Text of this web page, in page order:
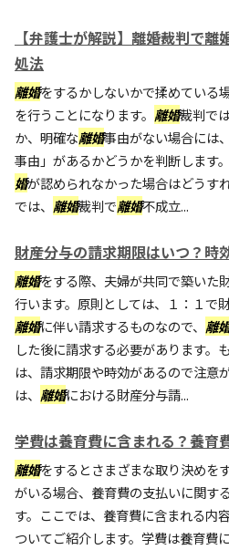
【弁護士が解説】離婚裁判で
処法
離婚をするかしないかで揉めている場
を行うことになります。 離婚裁判では
か、明確な離婚事由がない場合には
事由」があるかどうかを判断します。
婚が認められなかった場合はどうす
では、 離婚裁判で離婚不成立...
財産分与の請求期限はいつ？時
離婚をする際、夫婦が共同で築いた
行います。原則としては、１：１で
離婚に伴い請求するものなので、 離
した後に請求する必要があります。
は、請求期限や時効があるので注意
は、 離婚における財産分与請...
学費は養育費に含まれる？養育
離婚をするとさまざまな取り決めを
がいる場合、養育費の支払いに関す
す。ここでは、養育費に含まれる内
ついてご紹介します。学費は養育費